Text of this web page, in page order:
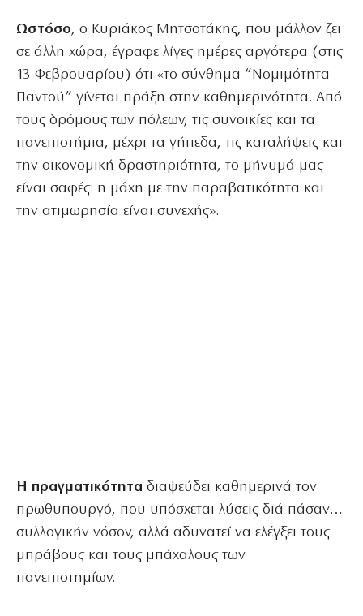
Ωστόσο, ο Κυριάκος Μητσοτάκης, που μάλλον ζει
σε άλλη χώρα, έγραφε λίγες ημέρες αργότερα (στις
13 Φεβρουαρίου) ότι «το σύνθημα “Νομιμότητα
Παντού” γίνεται πράξη στην καθημερινότητα. Από
τους δρόμους των πόλεων, τις συνοικίες και τα
πανεπιστήμια, μέχρι τα γήπεδα, τις καταλήψεις και
την οικονομική δραστηριότητα, το μήνυμά μας
είναι σαφές: η μάχη με την παραβατικότητα και
την ατιμωρησία είναι συνεχής».
Η πραγματικότητα διαψεύδει καθημερινά τον
πρωθυπουργό, που υπόσχεται λύσεις διά πάσαν…
συλλογικήν νόσον, αλλά αδυνατεί να ελέγξει τους
μπράβους και τους μπάχαλους των
πανεπιστημίων.